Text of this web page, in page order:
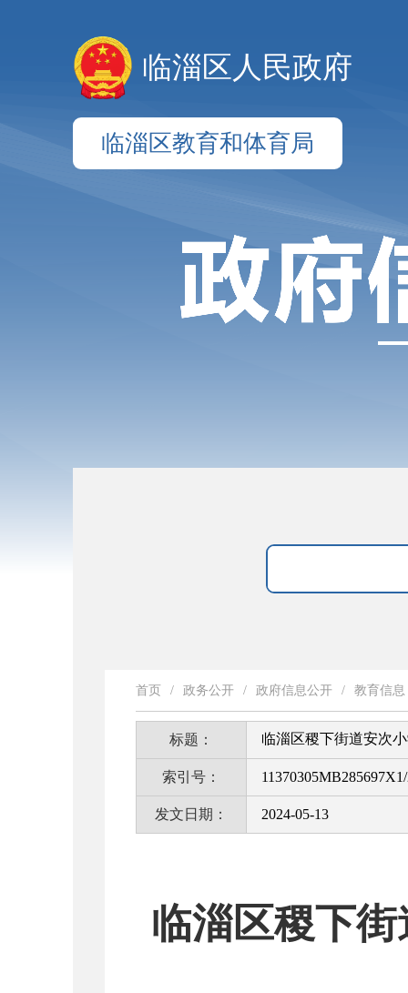
临淄区人民政府
临淄区教育和体育局
首页 / 政务公开 / 政府信息公开 / 教育信息
标题： 临淄区稷下街道安次
索引号：
发文日期： 2024-05-13
临淄区稷下